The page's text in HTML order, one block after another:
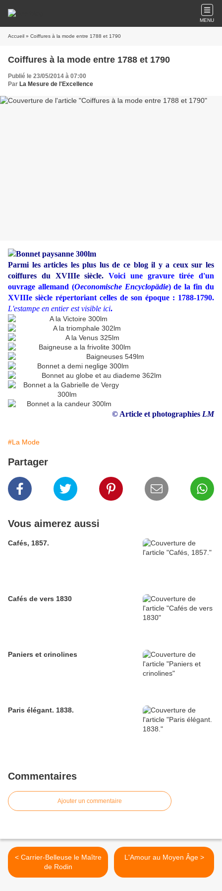
MENU
Accueil » Coiffures à la mode entre 1788 et 1790
Coiffures à la mode entre 1788 et 1790
Publié le 23/05/2014 à 07:00
Par La Mesure de l'Excellence
Parmi les articles les plus lus de ce blog il y a ceux sur les
coiffures du XVIIIe siècle. Voici une gravure tirée d'un
ouvrage allemand (Oeconomische Encyclopädie) de la fin du
XVIIIe siècle répertoriant celles de son époque : 1788-1790.
L'estampe en entier est visible ici.
© Article et photographies LM
#La Mode
Partager
Vous aimerez aussi
Cafés, 1857.
Cafés de vers 1830
Paniers et crinolines
Paris élégant. 1838.
Commentaires
Ajouter un commentaire
< Carrier-Belleuse le Maître
de Rodin
L'Amour au Moyen Âge >